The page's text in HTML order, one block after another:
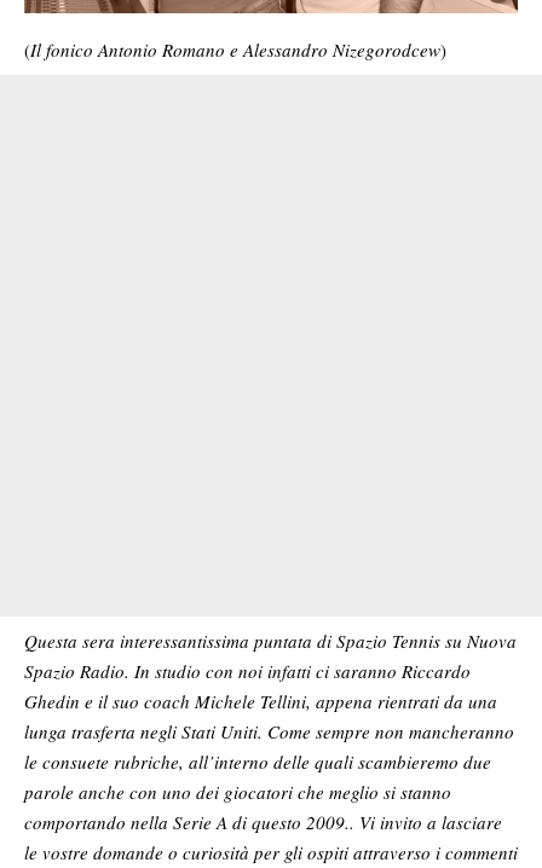
(Il fonico Antonio Romano e Alessandro Nizegorodcew)
Questa sera interessantissima puntata di Spazio Tennis su Nuova
Spazio Radio. In studio con noi infatti ci saranno Riccardo
Ghedin e il suo coach Michele Tellini, appena rientrati da una
lunga trasferta negli Stati Uniti. Come sempre non mancheranno
le consuete rubriche, all’interno delle quali scambieremo due
parole anche con uno dei giocatori che meglio si stanno
comportando nella Serie A di questo 2009.. Vi invito a lasciare
le vostre domande o curiosità per gli ospiti attraverso i commenti